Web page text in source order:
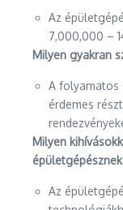
Az
7,000,000 –
Milyen gyakran
A folyamatos
érdemes
Milyen
Az